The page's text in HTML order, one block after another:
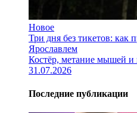
Новое
Три дня без тикетов: как
Ярославлем
Костёр, метание мышей и
31.07.2026
Последние публикации